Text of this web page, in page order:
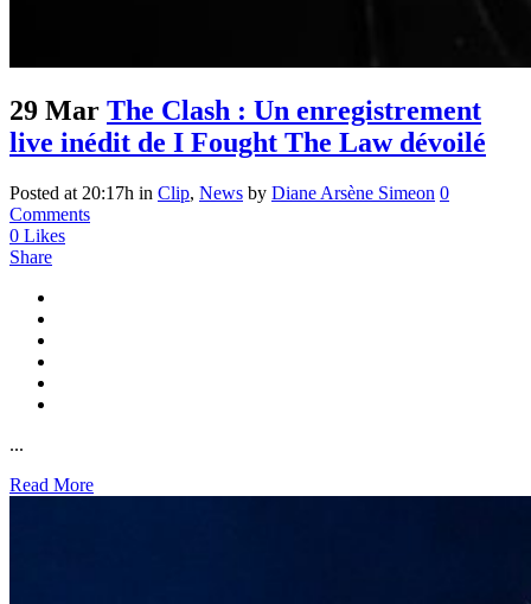
29 Mar The Clash : Un enregistrement
live inédit de I Fought The Law dévoilé
Posted at 20:17h in Clip, News by Diane Arsène Simeon 0
Comments
0 Likes
Share
...
Read More